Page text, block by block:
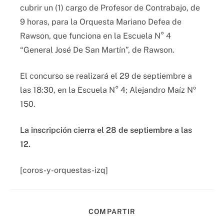
cubrir un (1) cargo de Profesor de Contrabajo, de
9 horas, para la Orquesta Mariano Defea de
Rawson, que funciona en la Escuela N° 4
“General José De San Martín”, de Rawson.
El concurso se realizará el 29 de septiembre a
las 18:30, en la Escuela N° 4; Alejandro Maíz Nº
150.
La inscripción cierra el 28 de septiembre a las
12.
[coros-y-orquestas-izq]
COMPARTIR